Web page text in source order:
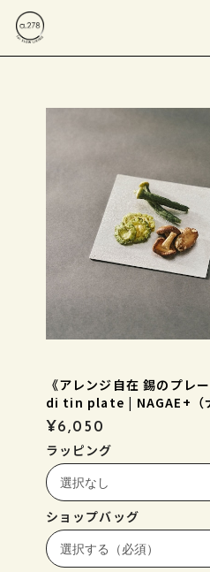
《アレンジ自在 錫のプ
di tin plate | NAGAE+（
¥6,050
ラッピング
ショップバッグ